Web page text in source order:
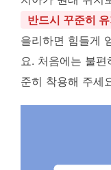
반드시 꾸준히
을리하면 힘들게
요. 처음에는 불
준히 착용해 주세